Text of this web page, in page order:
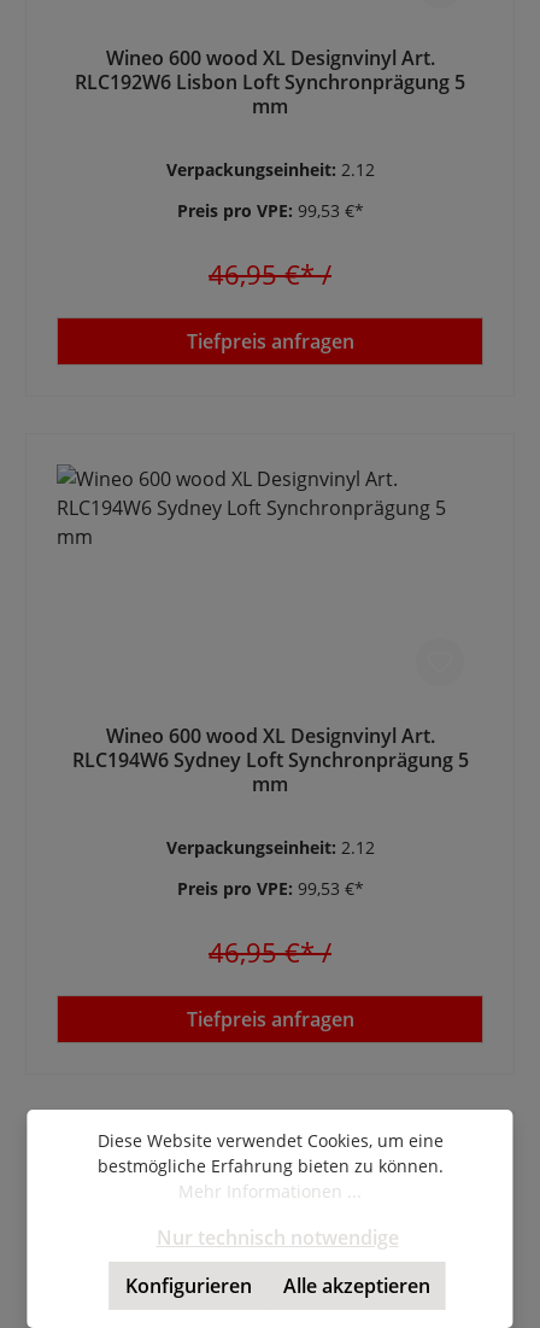
Wineo 600 wood XL Designvinyl Art.
RLC192W6 Lisbon Loft Synchronprägung 5
mm
Verpackungseinheit: 2.12
Preis pro VPE: 99,53 €*
46,95 €*/
Tiefpreis anfragen
Wineo 600 wood XL Designvinyl Art.
RLC194W6 Sydney Loft Synchronprägung 5
mm
Verpackungseinheit: 2.12
Preis pro VPE: 99,53 €*
46,95 €*/
Tiefpreis anfragen
Diese Website verwendet Cookies, um eine
bestmögliche Erfahrung bieten zu können.
Mehr Informationen ...
Nur technisch notwendige
Konfigurieren
Alle akzeptieren